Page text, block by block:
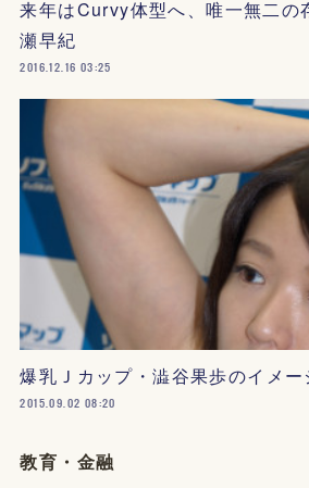
来年はCurvy体型へ、唯一無二の
瀬早紀
2016.12.16 03:25
爆乳Ｊカップ・澁谷果歩のイメー
2015.09.02 08:20
教育・金融